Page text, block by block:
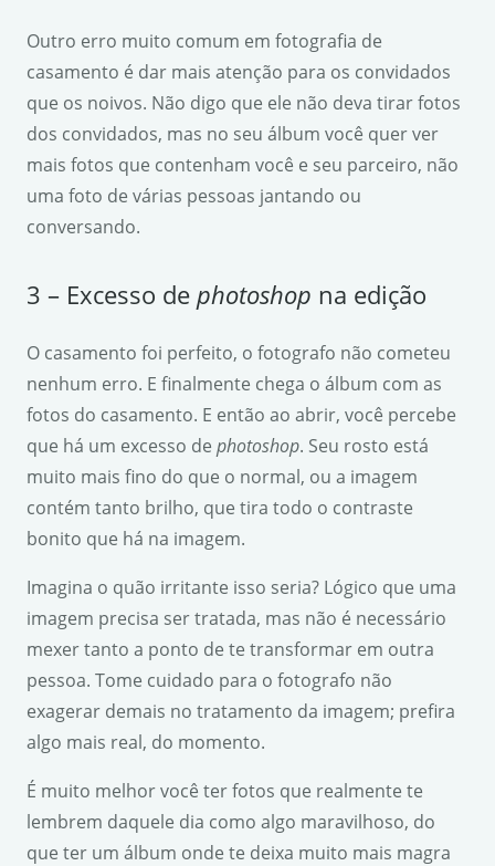
Outro erro muito comum em fotografia de
casamento é dar mais atenção para os convidados
que os noivos. Não digo que ele não deva tirar fotos
dos convidados, mas no seu álbum você quer ver
mais fotos que contenham você e seu parceiro, não
uma foto de várias pessoas jantando ou
conversando.
3 – Excesso de photoshop na edição
O casamento foi perfeito, o fotografo não cometeu
nenhum erro. E finalmente chega o álbum com as
fotos do casamento. E então ao abrir, você percebe
que há um excesso de photoshop. Seu rosto está
muito mais fino do que o normal, ou a imagem
contém tanto brilho, que tira todo o contraste
bonito que há na imagem.
Imagina o quão irritante isso seria? Lógico que uma
imagem precisa ser tratada, mas não é necessário
mexer tanto a ponto de te transformar em outra
pessoa. Tome cuidado para o fotografo não
exagerar demais no tratamento da imagem; prefira
algo mais real, do momento.
É muito melhor você ter fotos que realmente te
lembrem daquele dia como algo maravilhoso, do
que ter um álbum onde te deixa muito mais magra